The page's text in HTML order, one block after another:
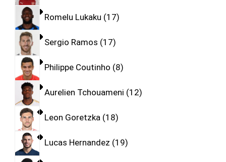
Romelu Lukaku 17
Sergio Ramos 17
Philippe Coutinho 8
Aurelien Tchouameni 12
Leon Goretzka 18
Lucas Hernandez 19